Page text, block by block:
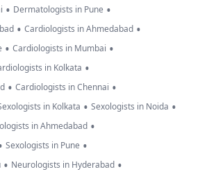
• Dermatologists in Pune •
• Cardiologists in Ahmedabad •
• Cardiologists in Mumbai •
in Kolkata •
• Cardiologists in Chennai •
in Kolkata • Sexologists in Noida •
in Ahmedabad •
Sexologists in Pune •
• Neurologists in Hyderabad •